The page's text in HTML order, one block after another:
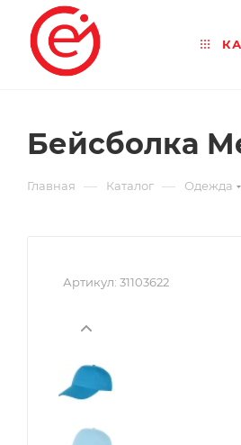
Бейсболка
Главная — Каталог — Одежда
Артикул: 31103622